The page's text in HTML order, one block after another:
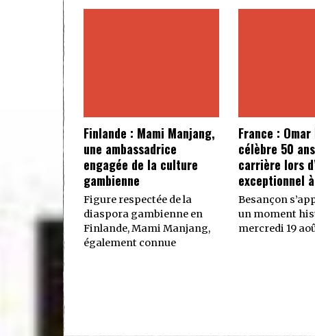
Finlande : Mami Manjang,
une ambassadrice
engagée de la culture
gambienne
Figure respectée de la
diaspora gambienne en
Finlande, Mami Manjang,
également connue
France : Omar
célèbre 50
carrière lors
exceptionnel
Besançon
un moment
mercredi 19